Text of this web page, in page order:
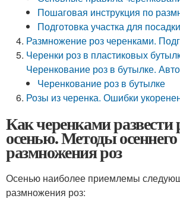
Пошаговая инструкция по
Подготовка участка для посадки
Размножение роз черенками.
Черенки роз в пластиковых
Черенкование роз в бутылке.
Черенкование роз в бутылке
Розы из черенка. Ошибки
Как черенками развести
осенью. Методы осеннего
размножения роз
Осенью наиболее приемлемы
размножения роз: